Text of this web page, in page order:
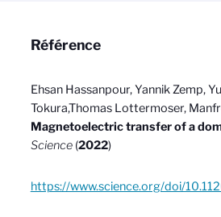
Référence
Ehsan Hassanpour, Yannik Zemp,
Tokura,Thomas Lottermoser,
Magnetoelectric transfer of a
Science(2022)
https://www.science.org/doi/